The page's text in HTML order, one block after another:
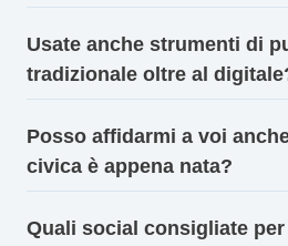
Usate anche strumenti di
tradizionale oltre al
Posso affidarmi a voi
civica è appena nata?
Quali social consigliate